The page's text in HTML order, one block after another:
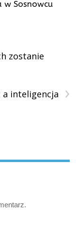
w Sosnowcu
zostanie
›
a inteligencja